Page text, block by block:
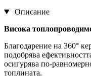
Описание
Висока
Благодарение на 360°
подобрява
осигурява по-
топлината.